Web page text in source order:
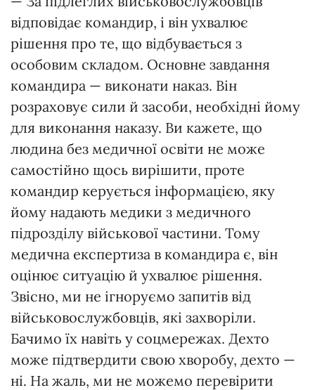
відповідає командир, і він ухвалює
рішення про те, що відбувається з
особовим складом. Основне завдання
командира — виконати наказ. Він
розраховує сили й засоби, необхідні йому
для виконання наказу. Ви кажете, що
людина без медичної освіти не може
самостійно щось вирішити, проте
командир керується інформацією, яку
йому надають медики з медичного
підрозділу військової частини. Тому
медична експертиза в командира є, він
оцінює ситуацію й ухвалює рішення.
Звісно, ми не ігноруємо запитів від
військовослужбовців, які захворіли.
Бачимо їх навіть у соцмережах. Дехто
може підтвердити свою хворобу, дехто —
ні. На жаль, ми не можемо перевірити